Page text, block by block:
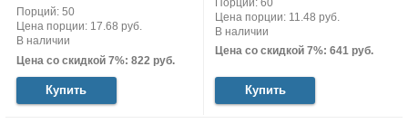
Порций: 50
Цена порции: 17.68 руб.
В наличии
Цена со скидкой 7%: 822 руб.
Купить
Цена порции: 11.48 руб.
В наличии
Цена со скидкой 7%: 641 руб.
Купить